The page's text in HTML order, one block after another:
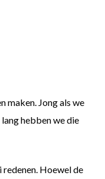
maken. Jong als we
hebben we die
Hoewel de